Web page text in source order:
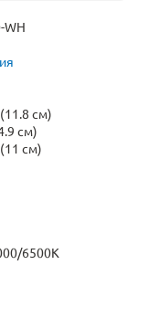
WH
см)
см)
см)
6500K